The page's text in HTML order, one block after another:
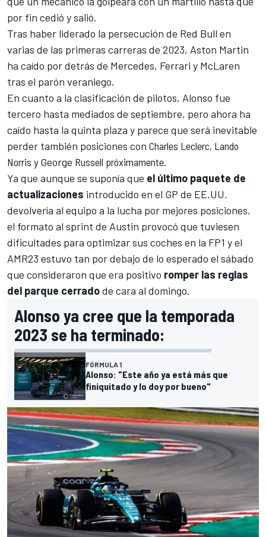
por fin cedió y salió.
Tras haber liderado la persecución de Red Bull en
varias de las primeras carreras de 2023, Aston Martin
ha caído por detrás de Mercedes, Ferrari y McLaren
tras el parón veraniego.
En cuanto a la clasificación de pilotos, Alonso fue
tercero hasta mediados de septiembre, pero ahora ha
caído hasta la quinta plaza y parece que será inevitable
perder también posiciones con Charles Leclerc, Lando
Norris yGeorge Russell próximamente.
Ya que aunque se suponía que el último paquete de
actualizaciones introducido en el GP de EE.UU.
devolvería al equipo a la lucha por mejores posiciones,
el formato al sprint de Austin provocó que tuviesen
dificultades para optimizar sus coches en la FP1 y el
AMR23 estuvo tan por debajo de lo esperado el sábado
que consideraron que era positivo romper las reglas
del parque cerradode cara al domingo.
Alonso ya cree que la temporada
2023 se ha terminado:
FÓRMULA 1
Alonso: "Este año ya está más que
finiquitado y lo doy por bueno"